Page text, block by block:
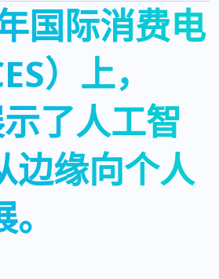
国际消费电
）上，
了人工智
边缘向个人